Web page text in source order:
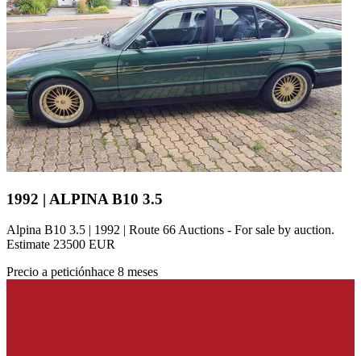
1992 | ALPINA B10 3.5
Alpina B10 3.5 | 1992 | Route 66 Auctions - For sale by auction.
Estimate 23500 EUR
Precio a peticiónhace 8 meses